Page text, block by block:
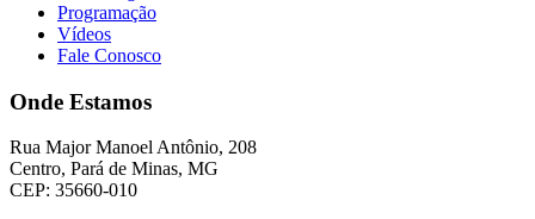
Programação
Vídeos
Fale Conosco
Onde Estamos
Rua Major Manoel Antônio, 208
Centro, Pará de Minas, MG
CEP: 35660-010